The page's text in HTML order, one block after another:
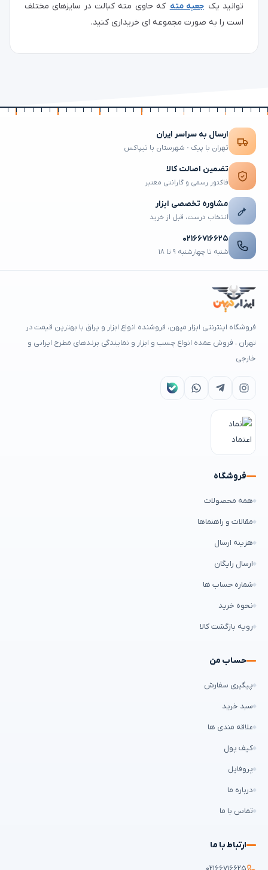
توانید یک جعبه مته که حاوی مته کبالت در سایزهای مختلف
است را به صورت مجموعه ای خریداری کنید.
ارسال به سراسر ایران
تهران با پیک · شهرستان با تیپاکس
تضمین اصالت کالا
فاکتور رسمی و گارانتی معتبر
مشاوره تخصصی ابزار
انتخاب درست، قبل از خرید
۰۲۱۶۶۷۱۶۶۲۵
شنبه تا چهارشنبه ۹ تا ۱۸
فروشگاه اینترنتی ابزار میهن، فروشنده انواع ابزار و یراق با بهترین قیمت در
تهران ، فروش عمده انواع چسب و ابزار و نمایندگی برندهای مطرح ایرانی و
خارجی
فروشگاه
همه محصولات
مقالات و راهنماها
هزینه ارسال
ارسال رایگان
شماره حساب ها
نحوه خرید
رویه بازگشت کالا
حساب من
پیگیری سفارش
سبد خرید
علاقه مندی ها
کیف پول
پروفایل
درباره ما
تماس با ما
ارتباط با ما